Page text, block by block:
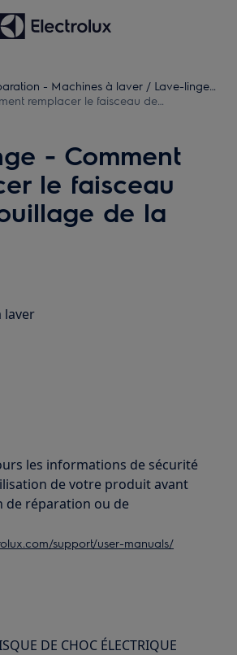
- Machines à laver / Lave-linge
remplacer le faisceau de
- Comment
le faisceau
de la
laver
les informations de sécurité
de votre produit avant
réparation ou de
support/user-manuals/
DE CHOC ÉLECTRIQUE